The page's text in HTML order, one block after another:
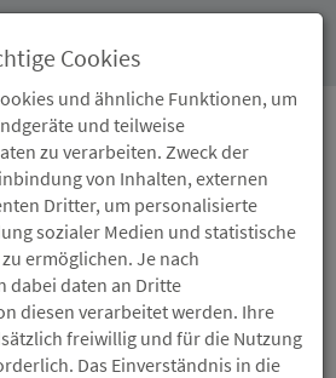
MIT
in wirtschaftliches Wachstum
Cookies
und ähnliche Funktionen, um
und teilweise
zu verarbeiten. Zweck der
von Inhalten, externen
Dritter, um personalisierte
sozialer Medien und statistische
ermöglichen. Je nach
dabei daten an Dritte
diesen verarbeitet werden. Ihre
freiwillig und für die Nutzung
Das Einverständnis in die